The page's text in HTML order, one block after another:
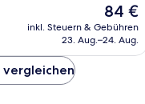
Der
Preis
beträgt
84 €
inkl. Steuern & Gebühren
23. Aug.–24. Aug.